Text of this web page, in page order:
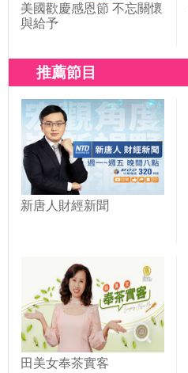
美國歡慶感恩節 不忘關懷
與給予
推薦節目
新唐人財經新聞
田美女奉茶實客